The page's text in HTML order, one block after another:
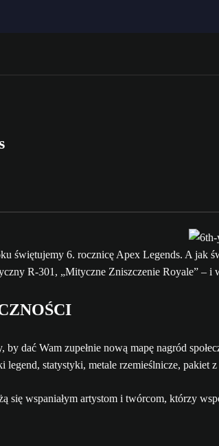
świętujemy 6. rocznicę Apex Legends. A jak
R-301, „Mityczne Zniszczenie Royale” – i
by dać Wam zupełnie nową mapę nagród
statystyki, metale rzemieślnicze, pakiet
się wspaniałym artystom i twórcom, którzy